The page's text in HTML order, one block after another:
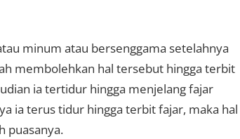
minum atau bersenggama setelahnya
membolehkan hal tersebut hingga terbit
ia tertidur hingga menjelang fajar
ia terus tidur hingga terbit fajar, maka hal
puasanya.